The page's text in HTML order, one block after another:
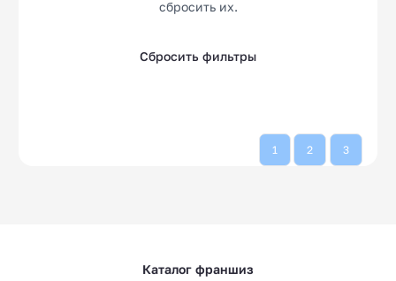
сбросить их.
Сбросить фильтры
1 2 3
Каталог франшиз